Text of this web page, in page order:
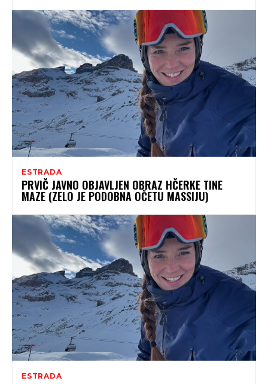
ESTRADA
PRVIČ JAVNO OBJAVLJEN OBRAZ HČERKE TINE
MAZE (ZELO JE PODOBNA OČETU MASSIJU)
ESTRADA